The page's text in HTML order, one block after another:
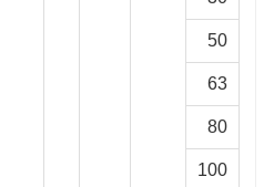
50
63
80
100